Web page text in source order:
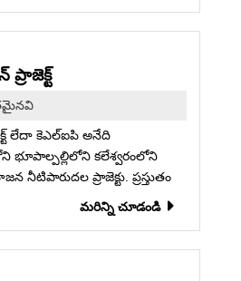
ప్రాజెక్ట్
లేదా కెఎల్ఐపి అనేది
కలేశ్వరంలోని
ప్రాజెక్టు. ప్రస్తుతం
మరిన్ని చూడండి